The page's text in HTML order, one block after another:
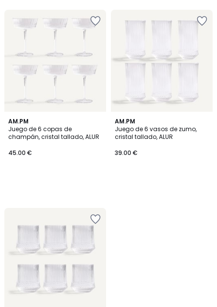
AM.PM
Juego de 6 copas de
champán, cristal tallado, ALUR
45.00 €
AM.PM
Juego de 6 vasos de zumo,
cristal tallado, ALUR
39.00 €